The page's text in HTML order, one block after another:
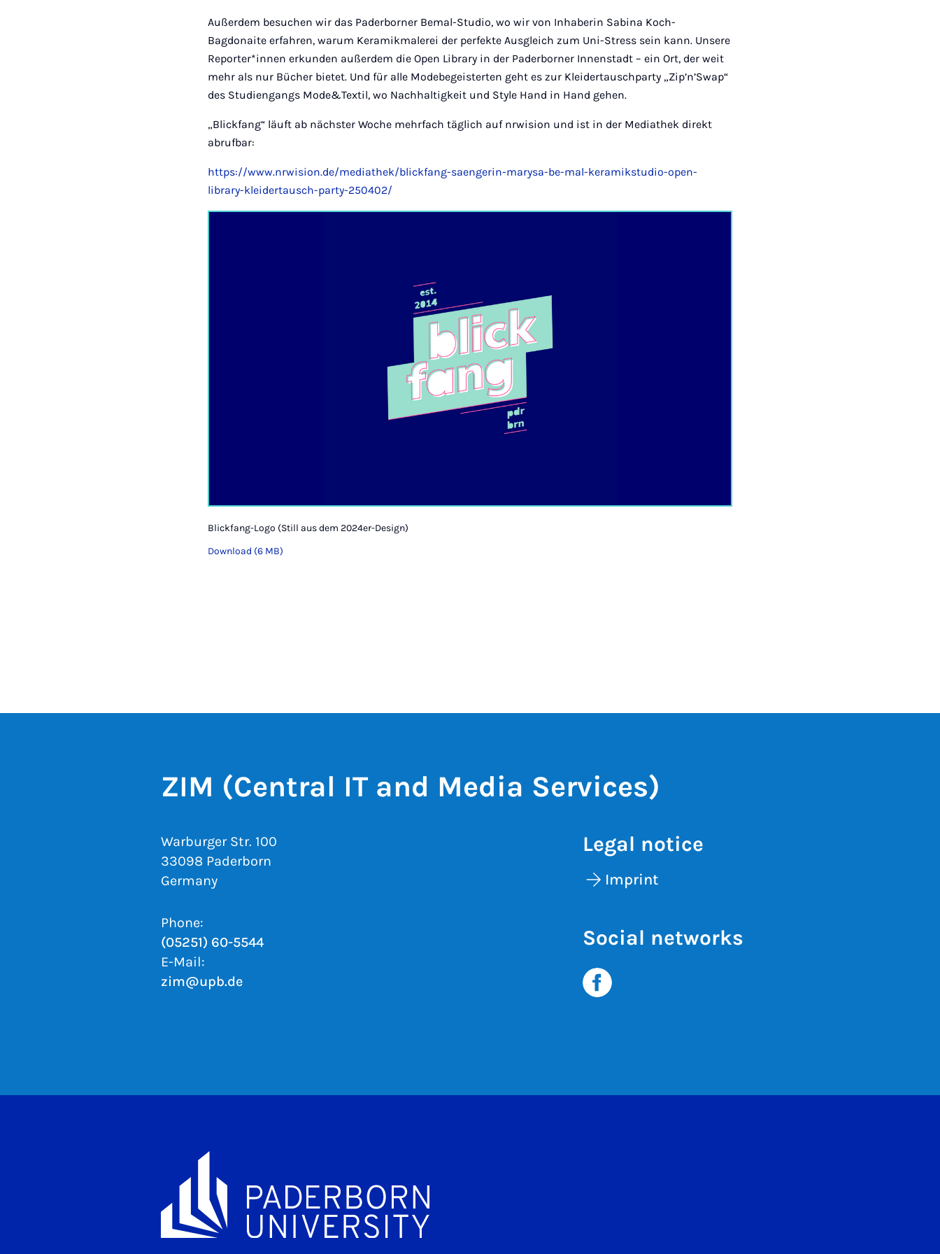
Außerdem besuchen wir das Paderborner Bemal-Studio, wo wir von Inhaberin Sabina Koch-
Bagdonaite erfahren, warum Keramikmalerei der perfekte Ausgleich zum Uni-Stress sein kann. Unsere
Reporter*innen erkunden außerdem die Open Library in der Paderborner Innenstadt – ein Ort, der weit
mehr als nur Bücher bietet. Und für alle Modebegeisterten geht es zur Kleidertauschparty „Zip’n’Swap“
des Studiengangs Mode&Textil, wo Nachhaltigkeit und Style Hand in Hand gehen.
„Blickfang“ läuft ab nächster Woche mehrfach täglich auf nrwision und ist in der Mediathek direkt
abrufbar:
https://www.nrwision.de/mediathek/blickfang-saengerin-marysa-be-mal-keramikstudio-open-
library-kleidertausch-party-250402/
Blickfang-Logo (Still aus dem 2024er-Design)
Download (6 MB)
ZIM (Central IT and Media Services)
Warburger Str. 100
33098 Paderborn
Germany
Phone:
(05251) 60-5544
E-Mail:
zim@upb.de
Legal notice
Imprint
Social networks